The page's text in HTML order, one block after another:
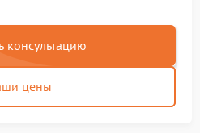
консультацию
цены